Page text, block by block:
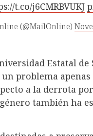
t.co/j6CMRBVUKJ
(@MailOnline)
Estatal de
problema apenas
a la derrota
también ha